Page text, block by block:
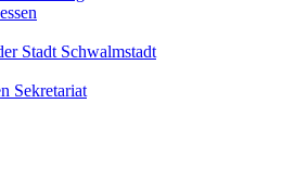
Stadt Schwalmstadt
Sekretariat